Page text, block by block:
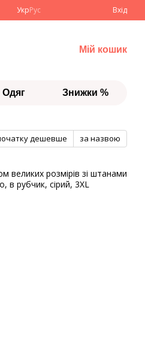
УкрРус Вхід
Мій кошик
Одяг Знижки %
дешевше за назвою